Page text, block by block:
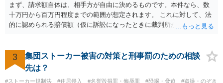
まず、請求額自体は、相手方が自由に決めるものです。本件なら、数
十万円から百万円程度までの範囲が想定されます。 これに対して、法
的に認められる賠償額（仮に訴訟になったときに裁判所が認める金
は、ご相談者様が、そのなりすましアカウントを使い、Ｔｉｎｄｅｒ
上で具体的にどのような内容・程度のやり取りをしたのかといった個
別的な事情に左右されます。 また、その他のお尋ねの点ですが、 ・将
来返還義務のある奨学金であっても、いったんご相談者様の口座に入
3
集団ストーカー被害の対策と刑事罰のための相談
先は？
#ストーカー規制法 #住居侵入 #名誉毀損罪・侮辱罪 #恐喝・脅迫 #盗撮・のぞき